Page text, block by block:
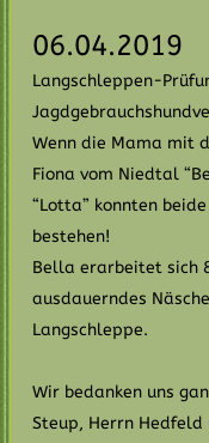
06.04.2019
Langschleppen-
Wenn die Mama mit
Fiona vom Niedtal
“Lotta” konnten
bestehen!
Bella erarbeitet sich
ausdauerndes
Langschleppe.
Wir bedanken uns
Steup, Herrn